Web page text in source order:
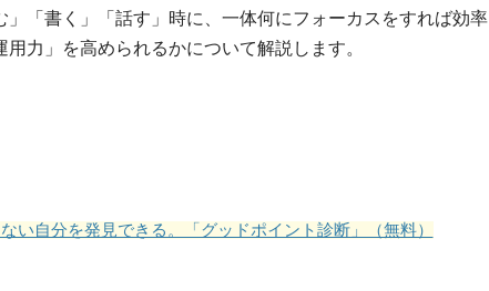
」「書く」「話す」時に、一体何にフォーカスをすれば効率
力」を高められるかについて解説します。
い自分を発見できる。「グッドポイント診断」（無料）